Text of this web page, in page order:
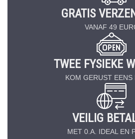
GRATIS
VANAF 49
TWEE FYSIEKE
KOM GERUST EENS
VEILIG
MET 0.A. IDEAL EN